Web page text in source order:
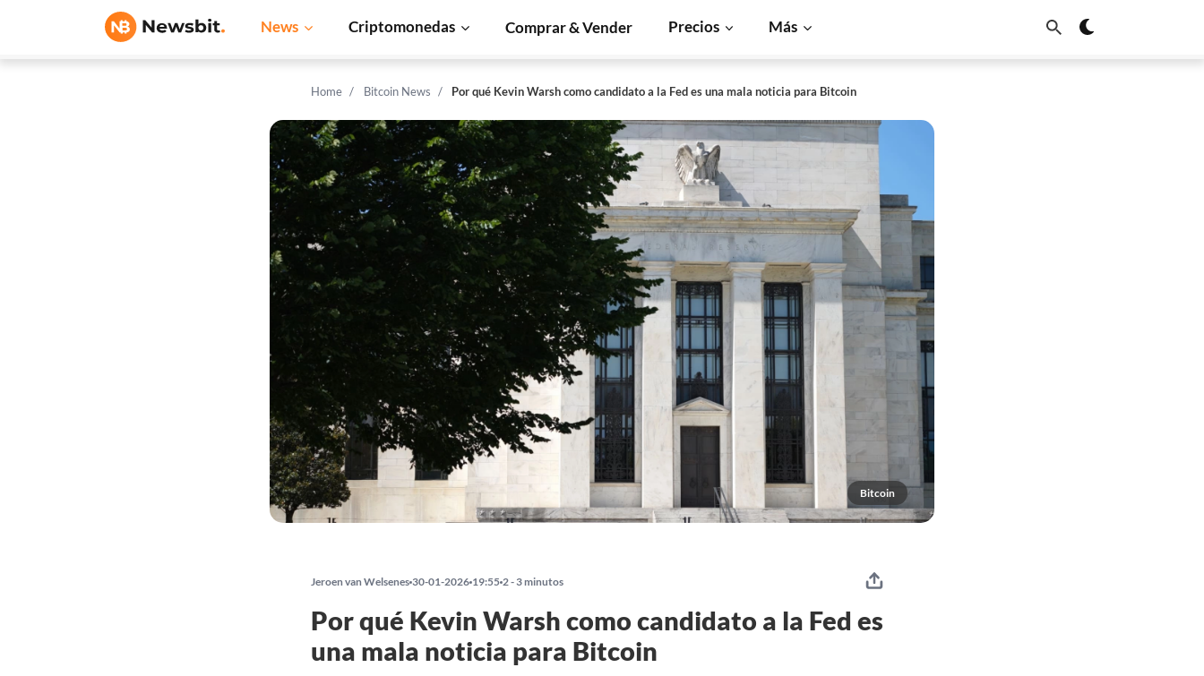
News Criptomonedas Comprar & Vender Precios Más
Home Bitcoin News Por qué Kevin Warsh como candidato a la Fed es una mala noticia para Bitcoin
Bitcoin
Jeroen van Welsenes 30-01-2026 19:55 2 - 3 minutos
Por qué Kevin Warsh como candidato a la Fed es
una mala noticia para Bitcoin